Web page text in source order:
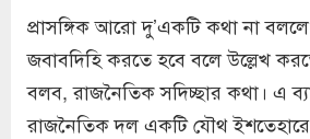
প্রাসঙ্গিক আরো দু’একটি কথা না
জবাবদিহি করতে হবে বলে উল্লেখ
বলব, রাজনৈতিক সদিচ্ছার কথা। এ
রাজনৈতিক দল একটি যৌথ ইশতেহারে